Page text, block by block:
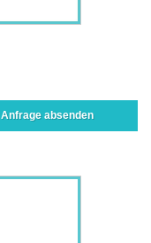
Anfrage absenden